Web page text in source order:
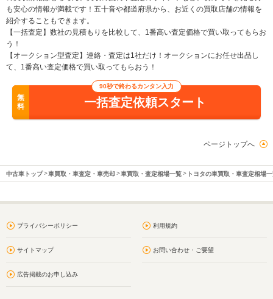
も安心の情報が満載です！五十音や都道府県から、お近くの買取店舗の情報を
紹介することもできます。
【一括査定】数社の見積もりを比較して、1番高い査定価格で買い取ってもらお
う！
【オークション型査定】連絡・査定は1社だけ！オークションにお任せ出品し
て、1番高い査定価格で買い取ってもらおう！
無
料
90秒で終わるカンタン入力
一括査定依頼スタート
ページトップへ
中古車トップ 車買取・車査定・車売却 車買取・査定相場一覧 トヨタの車買取・車査定相場
プライバシーポリシー 利用規約
サイトマップ お問い合わせ・ご要望
広告掲載のお申し込み